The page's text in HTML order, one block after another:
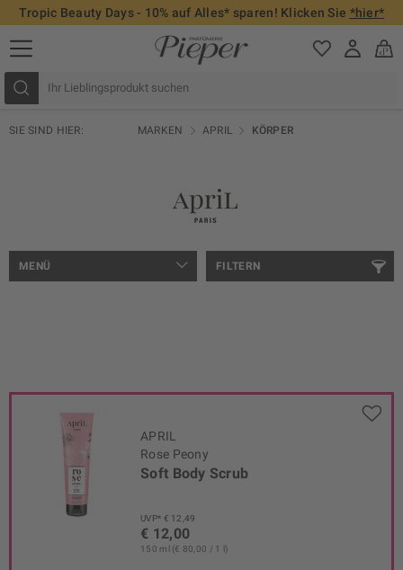
Tropic Beauty Days - 10% auf Alles* sparen! Klicken Sie *hier*
SIE SIND HIER: MARKEN APRIL KÖRPER
FILTERN
MENÜ
APRIL
Rose Peony
Soft Body Scrub
UVP* € 12,49
€ 12,00
150 ml (€ 80,00 / 1 l)